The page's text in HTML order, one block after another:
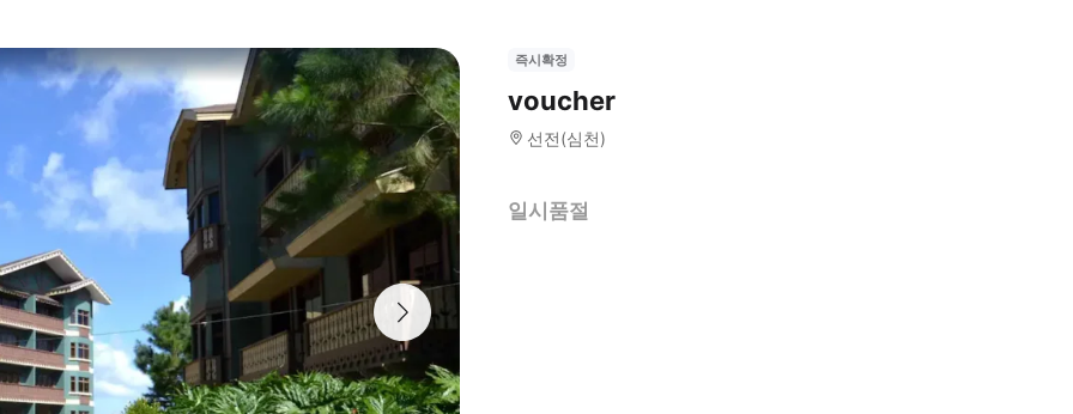
즉시확정
voucher
선전(심천)
일시품절